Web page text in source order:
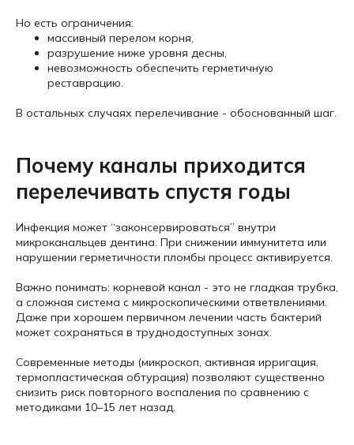
Но есть ограничения:
массивный перелом корня,
разрушение ниже уровня десны,
невозможность обеспечить герметичную
реставрацию.
В остальных случаях перелечивание - обоснованный шаг.
Почему каналы приходится
перелечивать спустя годы
Инфекция может “законсервироваться” внутри
микроканальцев дентина. При снижении иммунитета или
нарушении герметичности пломбы процесс активируется.
Важно понимать: корневой канал - это не гладкая трубка,
а сложная система с микроскопическими ответвлениями.
Даже при хорошем первичном лечении часть бактерий
может сохраняться в труднодоступных зонах.
Современные методы (микроскоп, активная ирригация,
термопластическая обтурация) позволяют существенно
снизить риск повторного воспаления по сравнению с
методиками 10–15 лет назад.